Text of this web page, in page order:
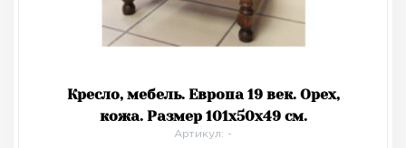
Кресло, мебель. Европа 19 век. Орех,
кожа. Размер 101х50х49 см.
Артикул: -